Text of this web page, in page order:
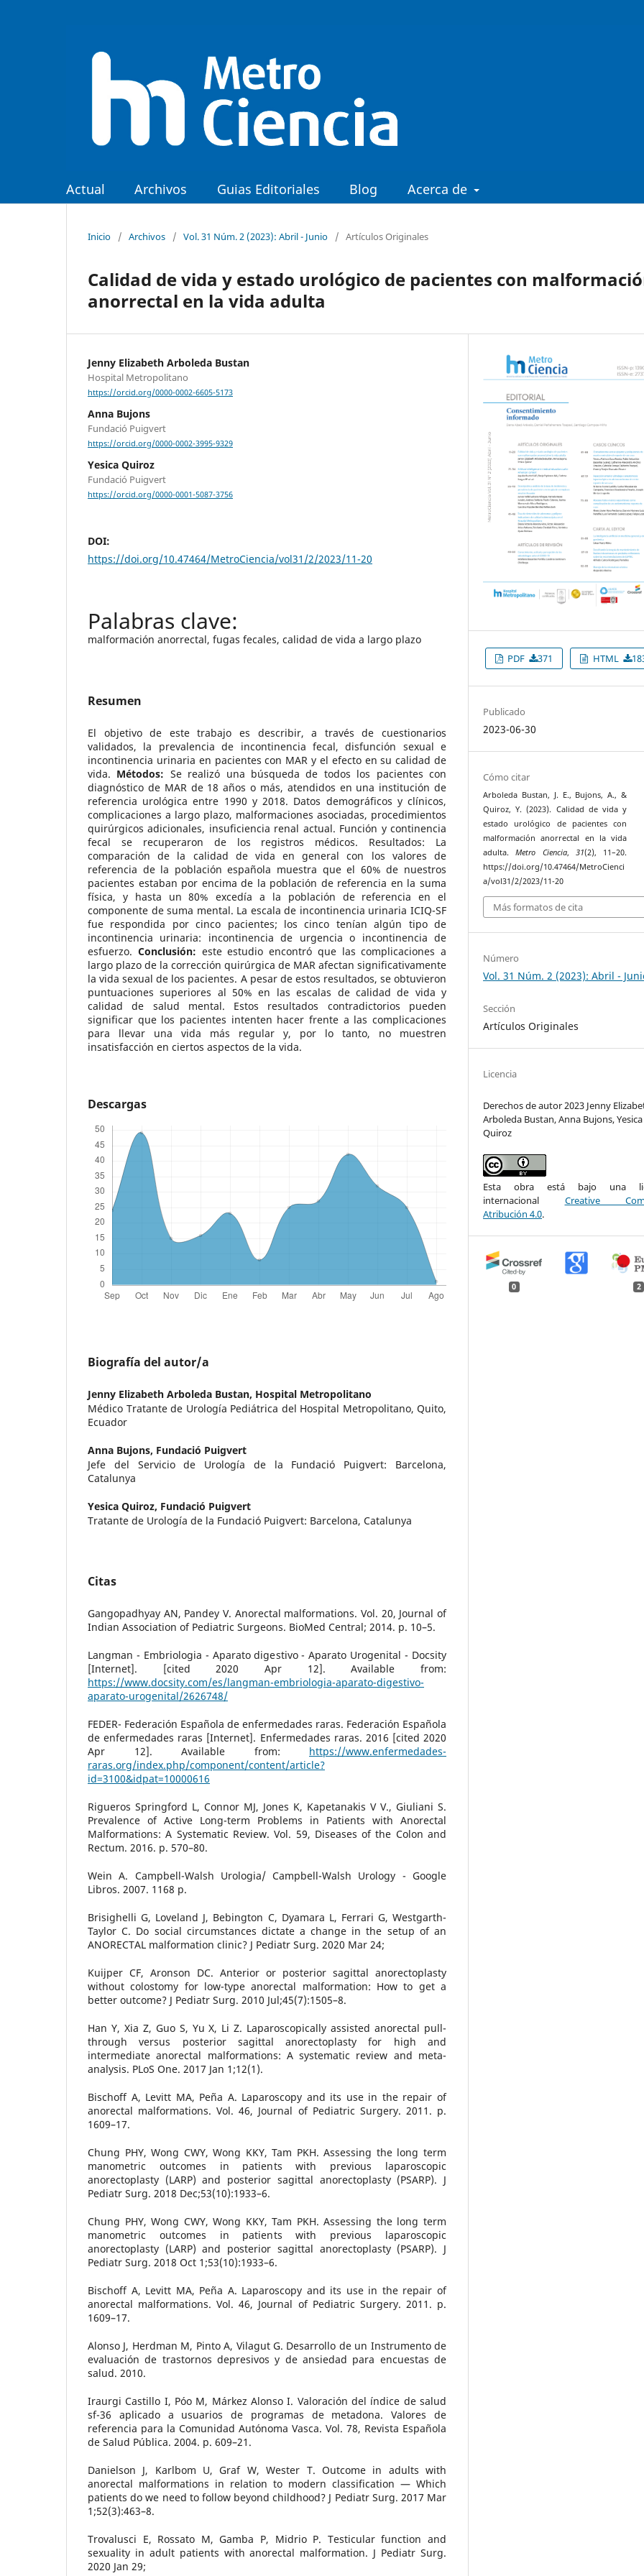
Actual Archivos Guias Editoriales Blog Acerca de
Inicio / Archivos / Vol. 31 Núm. 2 (2023): Abril - Junio / Artículos Originales
Calidad de vida y estado urológico de pacientes con
anorrectal en la vida adulta
Jenny Elizabeth Arboleda Bustan
Hospital Metropolitano
https://orcid.org/0000-0002-6605-5173
Anna Bujons
Fundació Puigvert
https://orcid.org/0000-0002-3995-9329
Yesica Quiroz
Fundació Puigvert
https://orcid.org/0000-0001-5087-3756
DOI:
https://doi.org/10.47464/MetroCiencia/vol31/2/2023/11-20
malformación anorrectal, fugas fecales, calidad de vida a largo plazo
Resumen
El objetivo de este trabajo es describir, a través de cuestionarios
validados, la prevalencia de incontinencia fecal, disfunción sexual e
incontinencia urinaria en pacientes con MAR y el efecto en su calidad de
vida. Métodos: Se realizó una búsqueda de todos los pacientes con
diagnóstico de MAR de 18 años o más, atendidos en una institución de
referencia urológica entre 1990 y 2018. Datos demográficos y clínicos,
complicaciones a largo plazo, malformaciones asociadas, procedimientos
quirúrgicos adicionales, insuficiencia renal actual. Función y continencia
fecal se recuperaron de los registros médicos. Resultados: La
comparación de la calidad de vida en general con los valores de
referencia de la población española muestra que el 60% de nuestros
pacientes estaban por encima de la población de referencia en la suma
física, y hasta un 80% excedía a la población de referencia en el
componente de suma mental. La escala de incontinencia urinaria ICIQ-SF
fue respondida por cinco pacientes; los cinco tenían algún tipo de
incontinencia urinaria: incontinencia de urgencia o incontinencia de
esfuerzo. Conclusión: este estudio encontró que las complicaciones a
largo plazo de la corrección quirúrgica de MAR afectan significativamente
la vida sexual de los pacientes. A pesar de estos resultados, se obtuvieron
puntuaciones superiores al 50% en las escalas de calidad de vida y
calidad de salud mental. Estos resultados contradictorios pueden
significar que los pacientes intenten hacer frente a las complicaciones
para llevar una vida más regular y, por lo tanto, no muestren
insatisfacción en ciertos aspectos de la vida.
Descargas
Biografía del autor/a
Jenny Elizabeth Arboleda Bustan, Hospital Metropolitano
Médico Tratante de Urología Pediátrica del Hospital Metropolitano, Quito,
Ecuador
Anna Bujons, Fundació Puigvert
Jefe del Servicio de Urología de la Fundació Puigvert: Barcelona,
Catalunya
Yesica Quiroz, Fundació Puigvert
Tratante de Urología de la Fundació Puigvert: Barcelona, Catalunya
Citas
Gangopadhyay AN, Pandey V. Anorectal malformations. Vol. 20, Journal of
Indian Association of Pediatric Surgeons. BioMed Central; 2014. p. 10–5.
Langman - Embriologia - Aparato digestivo - Aparato Urogenital - Docsity
[Internet]. [cited 2020 Apr 12]. Available from:
https://www.docsity.com/es/langman-embriologia-aparato-digestivo-
aparato-urogenital/2626748/
FEDER- Federación Española de enfermedades raras. Federación Española
de enfermedades raras [Internet]. Enfermedades raras. 2016 [cited 2020
Apr 12]. Available from: https://www.enfermedades-
raras.org/index.php/component/content/article?
id=3100&idpat=10000616
Rigueros Springford L, Connor MJ, Jones K, Kapetanakis V V., Giuliani S.
Prevalence of Active Long-term Problems in Patients with Anorectal
Malformations: A Systematic Review. Vol. 59, Diseases of the Colon and
Rectum. 2016. p. 570–80.
Wein A. Campbell-Walsh Urologia/ Campbell-Walsh Urology - Google
Libros. 2007. 1168 p.
Brisighelli G, Loveland J, Bebington C, Dyamara L, Ferrari G, Westgarth-
Taylor C. Do social circumstances dictate a change in the setup of an
ANORECTAL malformation clinic? J Pediatr Surg. 2020 Mar 24;
Kuijper CF, Aronson DC. Anterior or posterior sagittal anorectoplasty
without colostomy for low-type anorectal malformation: How to get a
better outcome? J Pediatr Surg. 2010 Jul;45(7):1505–8.
Han Y, Xia Z, Guo S, Yu X, Li Z. Laparoscopically assisted anorectal pull-
through versus posterior sagittal anorectoplasty for high and
intermediate anorectal malformations: A systematic review and meta-
analysis. PLoS One. 2017 Jan 1;12(1).
Bischoff A, Levitt MA, Peña A. Laparoscopy and its use in the repair of
anorectal malformations. Vol. 46, Journal of Pediatric Surgery. 2011. p.
1609–17.
Chung PHY, Wong CWY, Wong KKY, Tam PKH. Assessing the long term
manometric outcomes in patients with previous laparoscopic
anorectoplasty (LARP) and posterior sagittal anorectoplasty (PSARP). J
Pediatr Surg. 2018 Dec;53(10):1933–6.
Chung PHY, Wong CWY, Wong KKY, Tam PKH. Assessing the long term
manometric outcomes in patients with previous laparoscopic
anorectoplasty (LARP) and posterior sagittal anorectoplasty (PSARP). J
Pediatr Surg. 2018 Oct 1;53(10):1933–6.
Bischoff A, Levitt MA, Peña A. Laparoscopy and its use in the repair of
anorectal malformations. Vol. 46, Journal of Pediatric Surgery. 2011. p.
1609–17.
Alonso J, Herdman M, Pinto A, Vilagut G. Desarrollo de un Instrumento de
evaluación de trastornos depresivos y de ansiedad para encuestas de
salud. 2010.
Iraurgi Castillo I, Póo M, Márkez Alonso I. Valoración del índice de salud
sf-36 aplicado a usuarios de programas de metadona. Valores de
referencia para la Comunidad Autónoma Vasca. Vol. 78, Revista Española
de Salud Pública. 2004. p. 609–21.
Danielson J, Karlbom U, Graf W, Wester T. Outcome in adults with
anorectal malformations in relation to modern classification — Which
patients do we need to follow beyond childhood? J Pediatr Surg. 2017 Mar
1;52(3):463–8.
Trovalusci E, Rossato M, Gamba P, Midrio P. Testicular function and
sexuality in adult patients with anorectal malformation. J Pediatr Surg.
2020 Jan 29;
PDF 371 HTML
Publicado
2023-06-30
Cómo citar
Arboleda Bustan, J. E., Bujons, A., &
Quiroz, Y. (2023). Calidad de vida y
estado urológico de pacientes con
malformación anorrectal en la vida
adulta.Metro Ciencia, 31(2), 11–20.
https://doi.org/10.47464/MetroCienci
a/vol31/2/2023/11-20
Más formatos de cita
Número
Vol. 31 Núm. 2 (2023): Abril -
Sección
Artículos Originales
Licencia
Derechos de autor 2023 Jenny
Arboleda Bustan, Anna Bujons, Yesica
Quiroz
Esta obra está bajo una
internacional Creative
Atribución 4.0.
0 2